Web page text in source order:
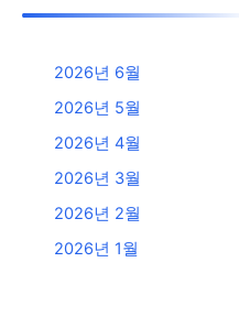
2026년 6월
2026년 5월
2026년 4월
2026년 3월
2026년 2월
2026년 1월